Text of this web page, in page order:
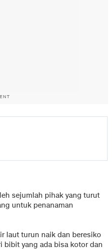
sejumlah pihak yang turut
untuk penanaman
laut turun naik dan beresiko
bibit yang ada bisa kotor dan